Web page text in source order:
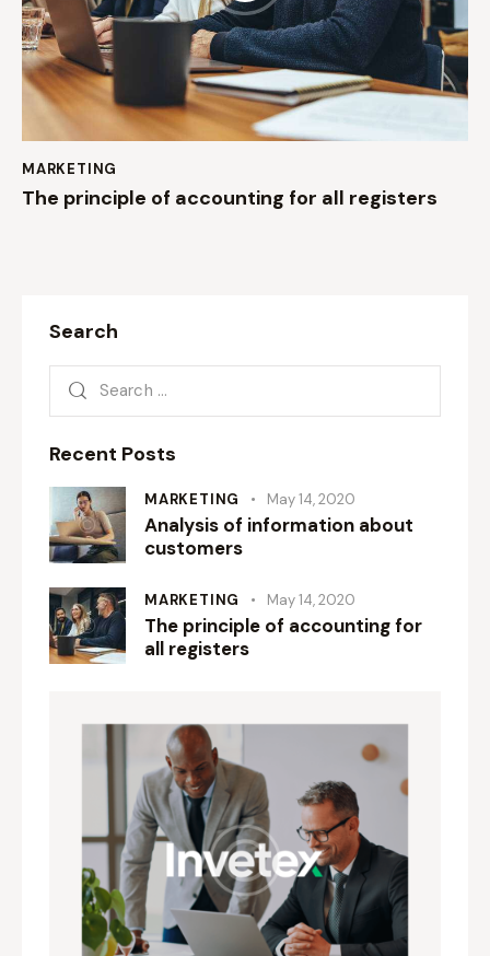
MARKETING
The principle of accounting for all registers
Search
Recent Posts
MARKETING May 14, 2020
Analysis of information about
customers
MARKETING May 14, 2020
The principle of accounting for
all registers